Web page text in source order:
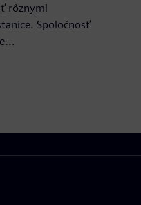
rôznymi
Spoločnosť